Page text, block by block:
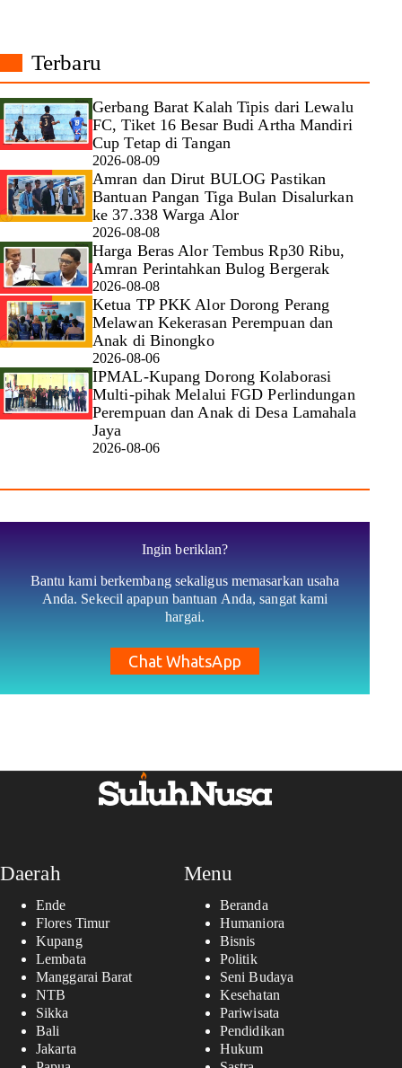
Terbaru
Gerbang Barat Kalah Tipis dari Lewalu
FC, Tiket 16 Besar Budi Artha Mandiri
Cup Tetap di Tangan
2026-08-09
Amran dan Dirut BULOG Pastikan
Bantuan Pangan Tiga Bulan Disalurkan
ke 37.338 Warga Alor
2026-08-08
Harga Beras Alor Tembus Rp30 Ribu,
Amran Perintahkan Bulog Bergerak
2026-08-08
Ketua TP PKK Alor Dorong Perang
Melawan Kekerasan Perempuan dan
Anak di Binongko
2026-08-06
IPMAL-Kupang Dorong Kolaborasi
Multi-pihak Melalui FGD Perlindungan
Perempuan dan Anak di Desa Lamahala
Jaya
2026-08-06
Ingin beriklan?
Bantu kami berkembang sekaligus memasarkan usaha
Anda. Sekecil apapun bantuan Anda, sangat kami
hargai.
Chat WhatsApp
Daerah
Ende
Flores Timur
Kupang
Lembata
Manggarai Barat
NTB
Sikka
Bali
Jakarta
Menu
Beranda
Humaniora
Bisnis
Politik
Seni Budaya
Kesehatan
Pariwisata
Pendidikan
Hukum